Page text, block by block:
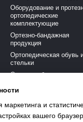
Оборудование и
ортопедические
комплектующие
Ортезно-бандажная
продукция
Ортопедическая обувь
стельки
Средства безопасности
Медицинская техника
Красота и здоровье
и
вашего